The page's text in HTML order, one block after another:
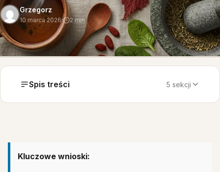
Grzegorz
10 marca 2026· 2 min
Spis treści 5 sekcji
Kluczowe wnioski: